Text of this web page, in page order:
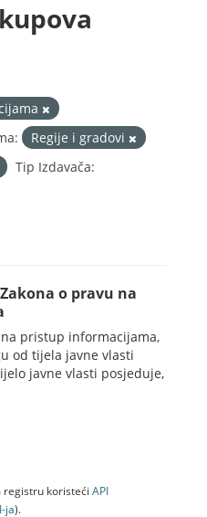
Regije i gradovi
Tip Izdavača:
o pravu na
pristup informacijama,
od tijela javne vlasti
javne vlasti posjeduje,
registru koristeći API
jа).